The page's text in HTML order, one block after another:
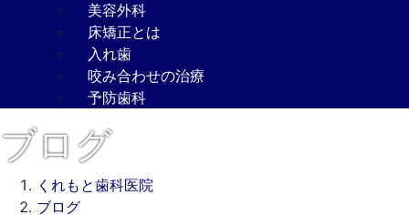
美容外科
床矯正とは
入れ歯
咬み合わせの治療
予防歯科
ブログ
くれもと歯科医院
ブログ